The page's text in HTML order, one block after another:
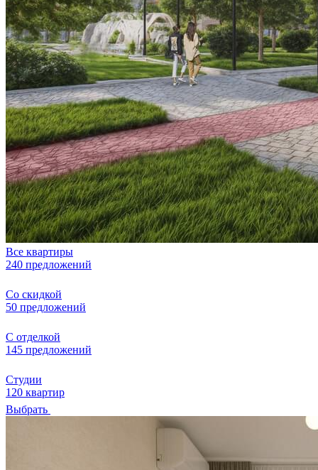
Все квартиры
240 предложений
Со скидкой
50 предложений
С отделкой
145 предложений
Студии
120 квартир
Выбрать